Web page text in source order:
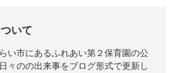
いて
い市にあるふれあい第２保育園の公
々のの出来事をブログ形式で更新し